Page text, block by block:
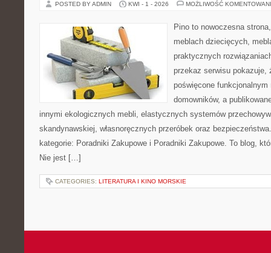
POSTED BY ADMIN KWI - 1 - 2026 MOŻLIWOŚĆ
Pino to nowoczesna
meblach dziecięcych,
praktycznych
przekaz serwisu pokazuje,
poświęcone
domowników, a
innymi ekologicznych mebli, elastycznych systemów
skandynawskiej, własnoręcznych przeróbek oraz
kategorie: Poradniki Zakupowe i Poradniki Zakupowe. To blog,
Nie jest […]
CATEGORIES: LITERATURA I KINO MORSKIE